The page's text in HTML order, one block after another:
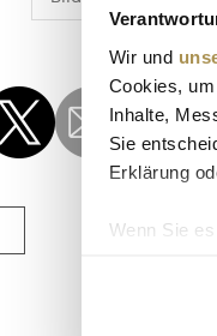
Wir und
Cookies,
Inhalte,
Sie
Erklärung
Wenn Sie
Erfahren